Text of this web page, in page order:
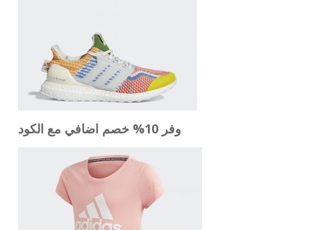
وفر 10% خصم اضافي مع الكود